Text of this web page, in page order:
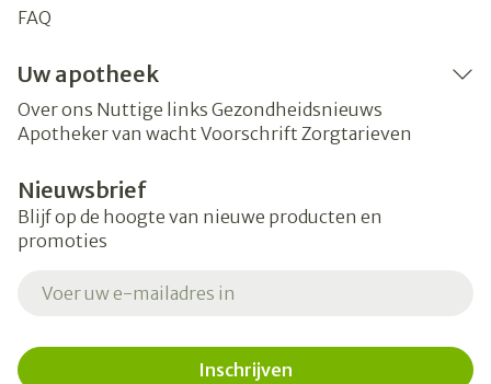
FAQ
Uw apotheek
Over ons Nuttige links Gezondheidsnieuws
Apotheker van wacht Voorschrift Zorgtarieven
Nieuwsbrief
Blijf op de hoogte van nieuwe producten en
promoties
Inschrijven